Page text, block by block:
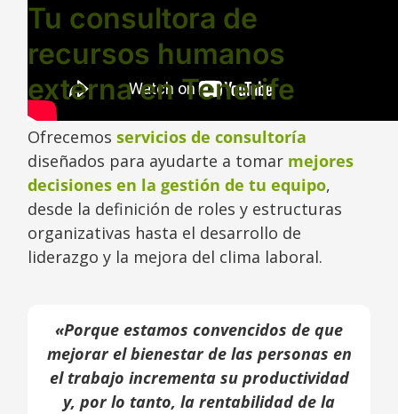
Tu consultora de
recursos humanos
externa en Tenerife
Ofrecemosservicios de consultoría
diseñados para ayudarte a tomar mejores
decisiones en la gestión de tu equipo,
desde la definición de roles y estructuras
organizativas hasta el desarrollo de
liderazgo y la mejora del clima laboral.
«Porque estamos convencidos de que
mejorar el bienestar de las personas en
el trabajo incrementa su productividad
y, por lo tanto, la rentabilidad de la